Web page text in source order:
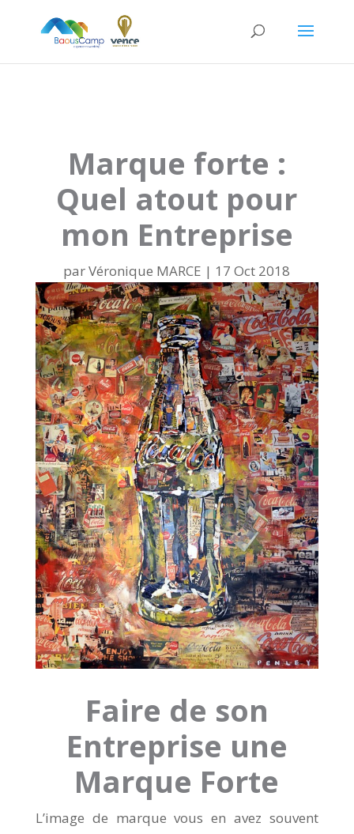
// add '&rel=0' to end of all YouTube video URL's // to
prevent displaying related videos
Marque forte :
Quel atout pour
mon Entreprise
parVéronique MARCE | 17 Oct 2018
Faire de son
Entreprise une
Marque Forte
L’image de marque vous en avez souvent